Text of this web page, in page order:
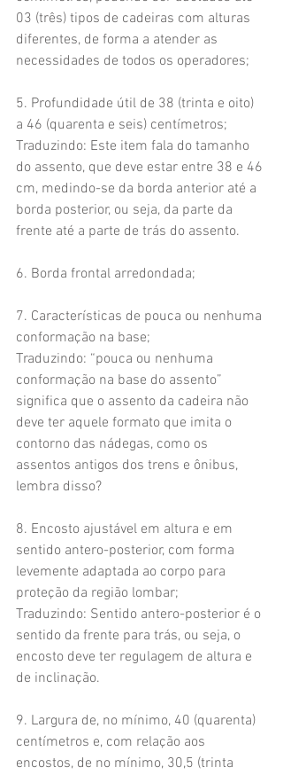
03 (três) tipos de cadeiras com alturas
diferentes, de forma a atender as
necessidades de todos os operadores;
5. Profundidade útil de 38 (trinta e oito)
a 46 (quarenta e seis) centímetros;
Traduzindo: Este item fala do tamanho
do assento, que deve estar entre 38 e 46
cm, medindo-se da borda anterior até a
borda posterior, ou seja, da parte da
frente até a parte de trás do assento.
6. Borda frontal arredondada;
7. Características de pouca ou nenhuma
conformação na base;
Traduzindo: “pouca ou nenhuma
conformação na base do assento”
significa que o assento da cadeira não
deve ter aquele formato que imita o
contorno das nádegas, como os
assentos antigos dos trens e ônibus,
lembra disso?
8. Encosto ajustável em altura e em
sentido antero-posterior, com forma
levemente adaptada ao corpo para
proteção da região lombar;
Traduzindo: Sentido antero-posterior é o
sentido da frente para trás, ou seja, o
encosto deve ter regulagem de altura e
de inclinação.
9. Largura de, no mínimo, 40 (quarenta)
centímetros e, com relação aos
encostos, de no mínimo, 30,5 (trinta